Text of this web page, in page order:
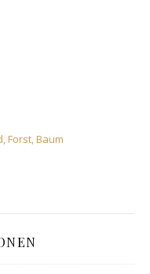
2020 Menge
,Forst,Baum